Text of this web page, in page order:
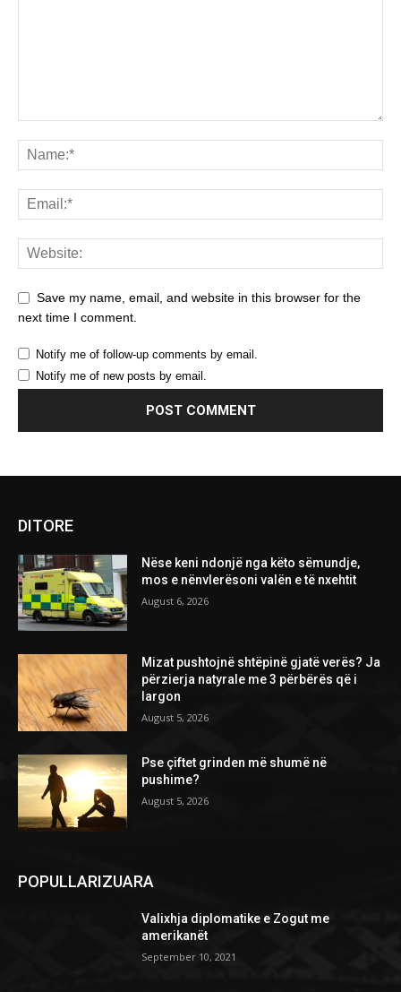
Save my name, email, and website in this browser for the
next time I comment.
Notify me of follow-up comments by email.
Notify me of new posts by email.
DITORE
Nëse keni ndonjë nga këto sëmundje,
mos e nënvlerësoni valën e të nxehtit
August 6, 2026
Mizat pushtojnë shtëpinë gjatë verës? Ja
përzierja natyrale me 3 përbërës që i
largon
August 5, 2026
Pse çiftet grinden më shumë në
pushime?
August 5, 2026
POPULLARIZUARA
Valixhja diplomatike e Zogut me
amerikanët
September 10, 2021